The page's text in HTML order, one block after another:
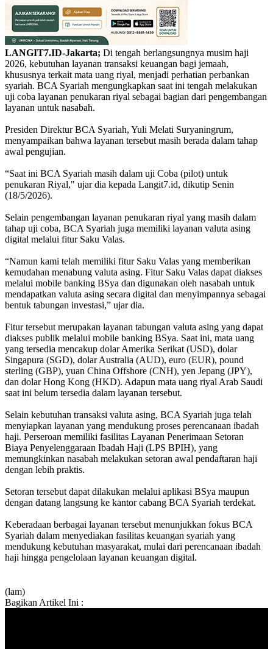
LANGIT7.ID-Jakarta; Di tengah berlangsungnya musim haji
2026, kebutuhan layanan transaksi keuangan bagi jemaah,
khususnya terkait mata uang riyal, menjadi perhatian perbankan
syariah. BCA Syariah mengungkapkan saat ini tengah melakukan
uji coba layanan penukaran riyal sebagai bagian dari pengembangan
layanan untuk nasabah.
Presiden Direktur BCA Syariah, Yuli Melati Suryaningrum,
menyampaikan bahwa layanan tersebut masih berada dalam tahap
awal pengujian.
“Saat ini BCA Syariah masih dalam uji Coba (pilot) untuk
penukaran Riyal," ujar dia kepada Langit7.id, dikutip Senin
(18/5/2026).
Selain pengembangan layanan penukaran riyal yang masih dalam
tahap uji coba, BCA Syariah juga memiliki layanan valuta asing
digital melalui fitur Saku Valas.
“Namun kami telah memiliki fitur Saku Valas yang memberikan
kemudahan menabung valuta asing. Fitur Saku Valas dapat diakses
melalui mobile banking BSya dan digunakan oleh nasabah untuk
mendapatkan valuta asing secara digital dan menyimpannya sebagai
bentuk tabungan investasi,” ujar dia.
Fitur tersebut merupakan layanan tabungan valuta asing yang dapat
diakses publik melalui mobile banking BSya. Saat ini, mata uang
yang tersedia mencakup dolar Amerika Serikat (USD), dolar
Singapura (SGD), dolar Australia (AUD), euro (EUR), pound
sterling (GBP), yuan China Offshore (CNH), yen Jepang (JPY),
dan dolar Hong Kong (HKD). Adapun mata uang riyal Arab Saudi
saat ini belum tersedia dalam layanan tersebut.
Selain kebutuhan transaksi valuta asing, BCA Syariah juga telah
menyiapkan layanan yang mendukung proses perencanaan ibadah
haji. Perseroan memiliki fasilitas Layanan Penerimaan Setoran
Biaya Penyelenggaraan Ibadah Haji (LPS BPIH), yang
memungkinkan nasabah melakukan setoran awal pendaftaran haji
dengan lebih praktis.
Setoran tersebut dapat dilakukan melalui aplikasi BSya maupun
dengan datang langsung ke kantor cabang BCA Syariah terdekat.
Keberadaan berbagai layanan tersebut menunjukkan fokus BCA
Syariah dalam menyediakan fasilitas keuangan syariah yang
mendukung kebutuhan masyarakat, mulai dari perencanaan ibadah
haji hingga pengelolaan layanan keuangan digital.
(lam)
Bagikan Artikel Ini :